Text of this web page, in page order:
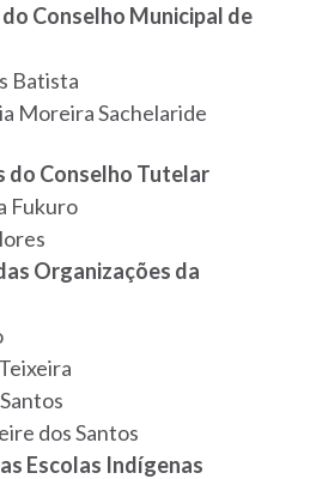
Conselho Municipal de
Batista
Moreira Sachelaride
do Conselho Tutelar
Fukuro
Organizações da
dos Santos
Escolas Indígenas